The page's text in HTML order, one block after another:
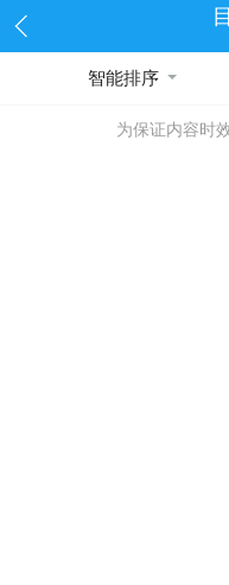
智能排序
为保证内容时